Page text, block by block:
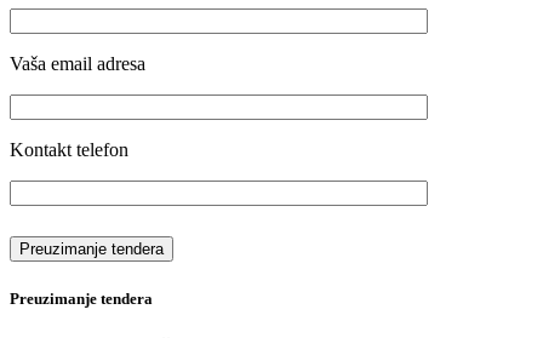
Vaša email adresa
Kontakt telefon
Preuzimanje tendera